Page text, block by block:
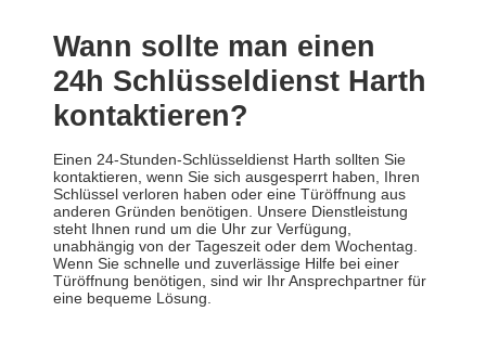
Wann sollte man einen
24h Schlüsseldienst Harth
kontaktieren?
Einen 24-Stunden-Schlüsseldienst Harth sollten Sie
kontaktieren, wenn Sie sich ausgesperrt haben, Ihren
Schlüssel verloren haben oder eine Türöffnung aus
anderen Gründen benötigen. Unsere Dienstleistung
steht Ihnen rund um die Uhr zur Verfügung,
unabhängig von der Tageszeit oder dem Wochentag.
Wenn Sie schnelle und zuverlässige Hilfe bei einer
Türöffnung benötigen, sind wir Ihr Ansprechpartner für
eine bequeme Lösung.